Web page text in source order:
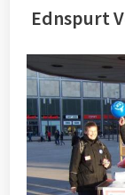
Ednspurt